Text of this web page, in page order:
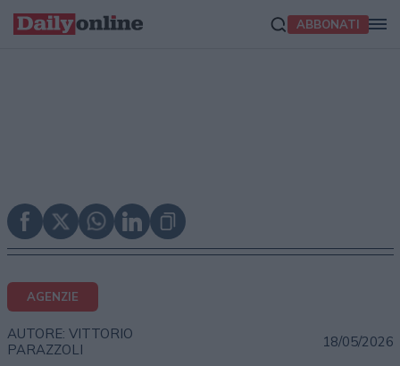
ABBONATI
AGENZIE
AUTORE: VITTORIO
PARAZZOLI
18/05/2026